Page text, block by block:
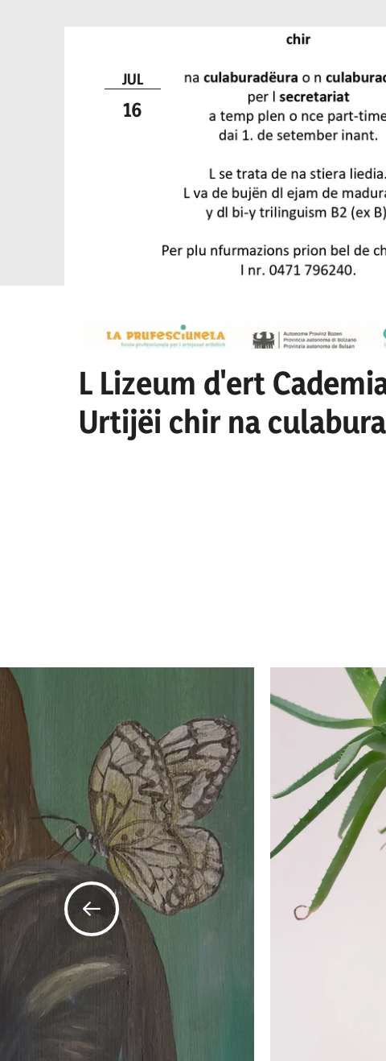
JUL
16
L Lizeum d'ert
Urtijëi chir na